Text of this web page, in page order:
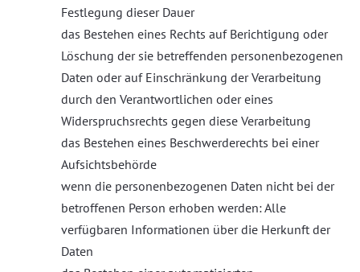
Festlegung dieser Dauer
das Bestehen eines Rechts auf Berichtigung oder
Löschung der sie betreffenden personenbezogenen
Daten oder auf Einschränkung der Verarbeitung
durch den Verantwortlichen oder eines
Widerspruchsrechts gegen diese Verarbeitung
das Bestehen eines Beschwerderechts bei einer
Aufsichtsbehörde
wenn die personenbezogenen Daten nicht bei der
betroffenen Person erhoben werden: Alle
verfügbaren Informationen über die Herkunft der
Daten